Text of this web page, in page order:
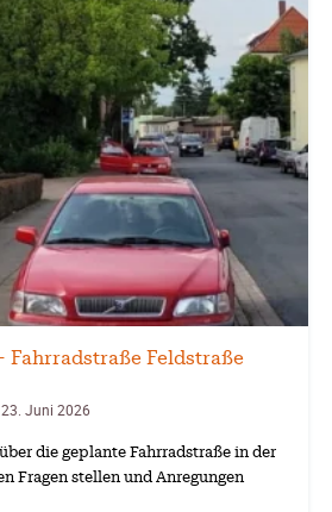
Fahrradstraße Feldstraße
23. Juni 2026
die geplante Fahrradstraße in der
Fragen stellen und Anregungen